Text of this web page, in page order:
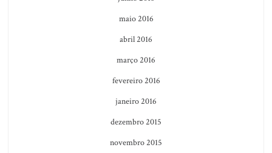
maio 2016
abril 2016
março 2016
fevereiro 2016
janeiro 2016
dezembro 2015
novembro 2015